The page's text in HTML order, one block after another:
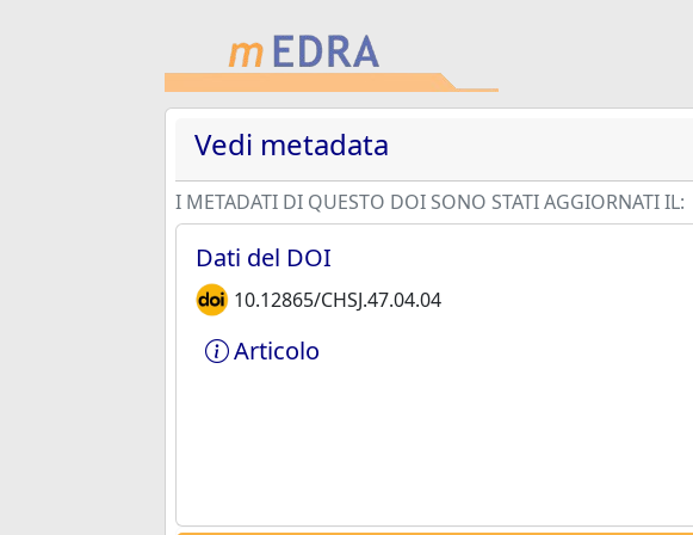
Vedi metadata
I METADATI DI QUESTO DOI SONO STATI AGGIORNATI IL:
Dati del DOI
10.12865/CHSJ.47.04.04
Articolo